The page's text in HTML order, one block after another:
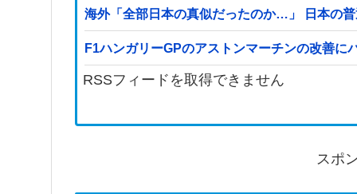
海外「全部日本の真似だったのか…」 日本の
F1ハンガリーGPのアストンマーチンの改善
RSSフィードを取得できません
スポ